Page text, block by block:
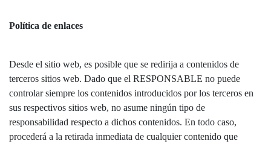
Política de enlaces
Desde el sitio web, es posible que se redirija a contenidos de
terceros sitios web. Dado que el RESPONSABLE no puede
controlar siempre los contenidos introducidos por los terceros en
sus respectivos sitios web, no asume ningún tipo de
responsabilidad respecto a dichos contenidos. En todo caso,
procederá a la retirada inmediata de cualquier contenido que